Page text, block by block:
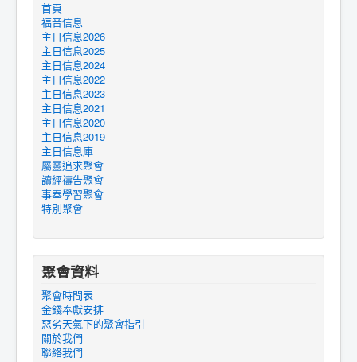
首頁
福音信息
主日信息2026
主日信息2025
主日信息2024
主日信息2022
主日信息2023
主日信息2021
主日信息2020
主日信息2019
主日信息庫
屬靈追求聚會
讀經禱告聚會
事奉學習聚會
特別聚會
聚會資料
聚會時間表
金錢奉獻安排
惡劣天氣下的聚會指引
關於我們
聯絡我們